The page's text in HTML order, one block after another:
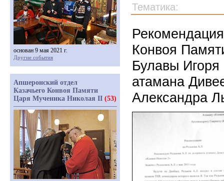
Тематика:
Конвоя
Булавы
атамана
Александра
основан 9 мая 2021 г.
Другие события
Апшеронский отдел
Казачьего Конвоя Памяти
Царя Мученика Николая II (53)